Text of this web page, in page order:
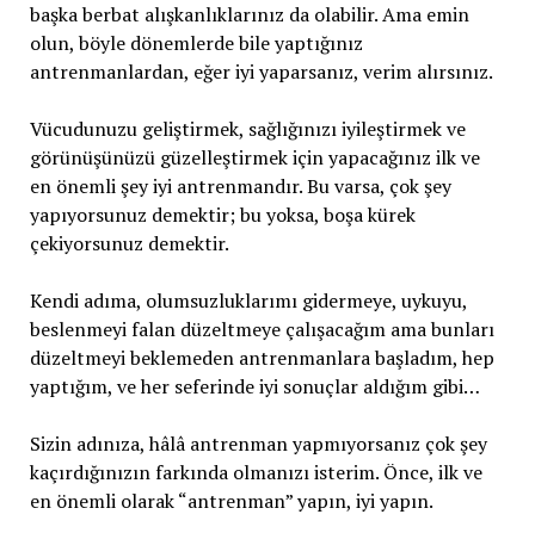
başka berbat alışkanlıklarınız da olabilir. Ama emin
olun, böyle dönemlerde bile yaptığınız
antrenmanlardan, eğer iyi yaparsanız, verim alırsınız.
Vücudunuzu geliştirmek, sağlığınızı iyileştirmek ve
görünüşünüzü güzelleştirmek için yapacağınız ilk ve
en önemli şey iyi antrenmandır. Bu varsa, çok şey
yapıyorsunuz demektir; bu yoksa, boşa kürek
çekiyorsunuz demektir.
Kendi adıma, olumsuzluklarımı gidermeye, uykuyu,
beslenmeyi falan düzeltmeye çalışacağım ama bunları
düzeltmeyi beklemeden antrenmanlara başladım, hep
yaptığım, ve her seferinde iyi sonuçlar aldığım gibi…
Sizin adınıza, hâlâ antrenman yapmıyorsanız çok şey
kaçırdığınızın farkında olmanızı isterim. Önce, ilk ve
en önemli olarak “antrenman” yapın, iyi yapın.